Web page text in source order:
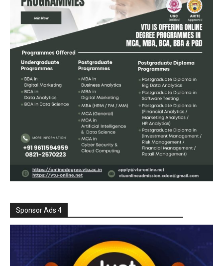
Sponsor Ads 4